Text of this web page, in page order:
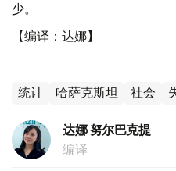
少。
【编译：达娜】
统计 哈萨克斯坦 社会
达娜 努尔巴克提
编译